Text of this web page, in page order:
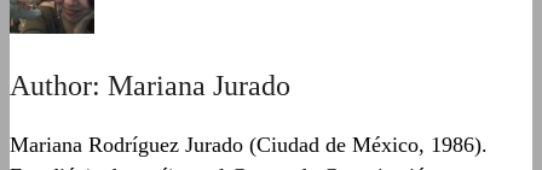
Author: Mariana Jurado
Mariana Rodríguez Jurado (Ciudad de México, 1986).